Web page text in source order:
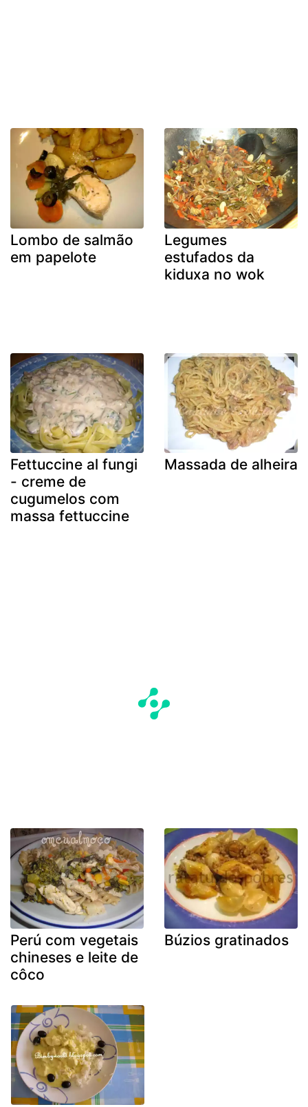
Lombo de salmão
em papelote
Legumes
estufados da
kiduxa no wok
Fettuccine al fungi
- creme de
cugumelos com
massa fettuccine
Massada de alheira
Perú com vegetais
chineses e leite de
côco
Búzios gratinados